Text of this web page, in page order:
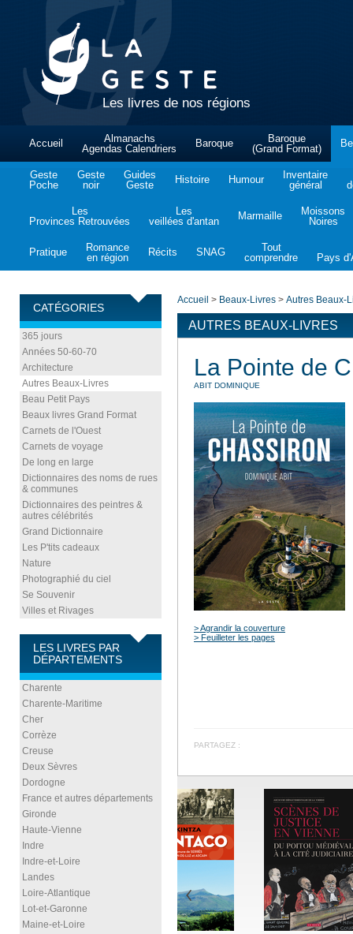
Les livres de nos régions
Accueil
Almanachs
Agendas Calendriers
Baroque
Baroque
(Grand Format)
Geste
Poche
Geste
noir
Guides
Geste
Histoire Humour
Inventaire
général
Les
Provinces Retrouvées
Les
veillées d'antan
Marmaille
Moissons
Noires
Pratique
Romance
en région
Récits SNAG
Tout
comprendre
Pays
CATÉGORIES
365 jours
Années 50-60-70
Architecture
Autres Beaux-Livres
Beau Petit Pays
Beaux livres Grand Format
Carnets de l'Ouest
Carnets de voyage
De long en large
Dictionnaires des noms de rues
& communes
Dictionnaires des peintres &
autres célébrités
Grand Dictionnaire
Les P'tits cadeaux
Nature
Photographié du ciel
Se Souvenir
Villes et Rivages
LES LIVRES PAR
DÉPARTEMENTS
Charente
Charente-Maritime
Cher
Corrèze
Creuse
Deux Sèvres
Dordogne
France et autres départements
Gironde
Haute-Vienne
Indre
Indre-et-Loire
Landes
Loire-Atlantique
Lot-et-Garonne
Maine-et-Loire
Accueil > Beaux-Livres > Autres Beaux-
AUTRES BEAUX-LIVRES
La Pointe de
ABIT DOMINIQUE
> Agrandir la couverture
> Feuilleter les pages
PARTAGEZ :